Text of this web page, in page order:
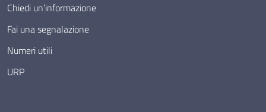
Chiedi un’informazione
Fai una segnalazione
Numeri utili
URP